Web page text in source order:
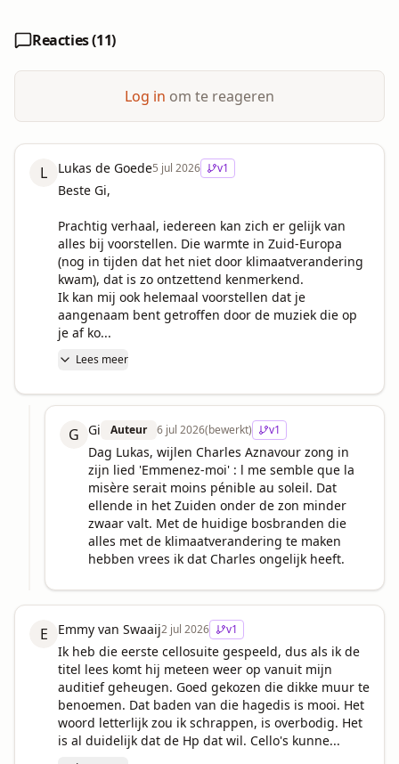
Reacties (11)
Log in om te reageren
L Lukas de Goede5 jul 2026 v1
Beste Gi,
Prachtig verhaal, iedereen kan zich er gelijk van
alles bij voorstellen. Die warmte in Zuid-Europa
(nog in tijden dat het niet door klimaatverandering
kwam), dat is zo ontzettend kenmerkend.
Ik kan mij ook helemaal voorstellen dat je
aangenaam bent getroffen door de muziek die op
je af ko...
Lees meer
G Gi Auteur 6 jul 2026(bewerkt) v1
Dag Lukas, wijlen Charles Aznavour zong in
zijn lied 'Emmenez-moi' : l me semble que la
misère serait moins pénible au soleil. Dat
ellende in het Zuiden onder de zon minder
zwaar valt. Met de huidige bosbranden die
alles met de klimaatverandering te maken
hebben vrees ik dat Charles ongelijk heeft.
E Emmy van Swaaij2 jul 2026 v1
Ik heb die eerste cellosuite gespeeld, dus als ik de
titel lees komt hij meteen weer op vanuit mijn
auditief geheugen. Goed gekozen die dikke muur te
benoemen. Dat baden van die hagedis is mooi. Het
woord letterlijk zou ik schrappen, is overbodig. Het
is al duidelijk dat de Hp dat wil. Cello's kunne...